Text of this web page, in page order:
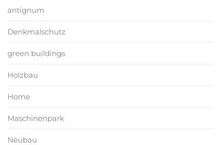
antignum
Denkmalschutz
green buildings
Holzbau
Home
Maschinenpark
Neubau